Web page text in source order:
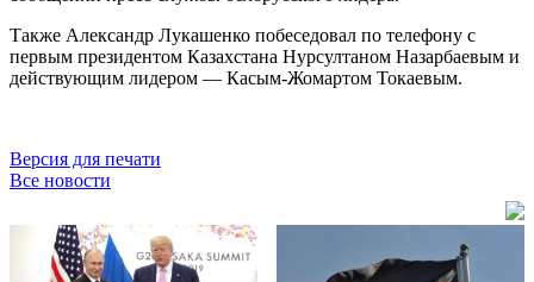
Также Александр Лукашенко побеседовал по телефону с
первым президентом Казахстана Нурсултаном Назарбаевым и
действующим лидером — Касым-Жомартом Токаевым.
Версия для печати
Все новости